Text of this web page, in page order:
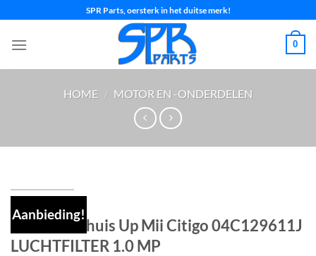
inhoud
SPR Parts, oersterk in het duitse merk!
0
HOME / MOTOR EN -ONDERDELEN
Aanbieding!
Luchtfilterhuis Up Mii Citigo 04C129611J
LUCHTFILTER 1.0 MP